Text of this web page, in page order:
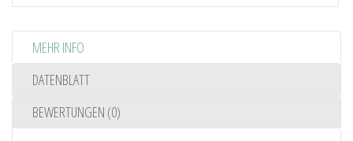
MEHR INFO
DATENBLATT
BEWERTUNGEN (0)